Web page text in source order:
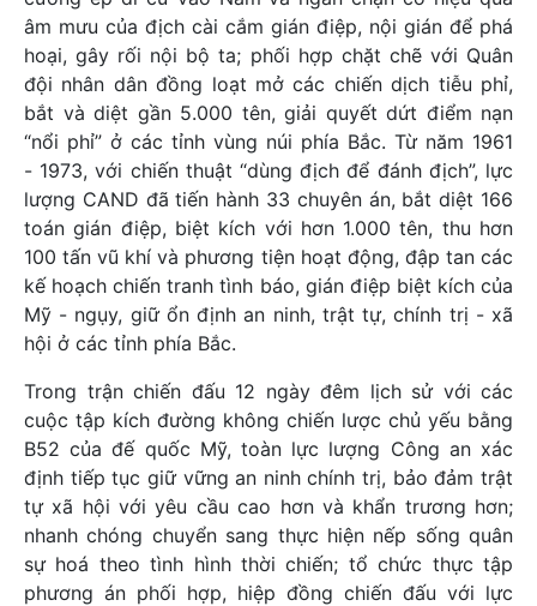
âm mưu của địch cài cắm gián điệp, nội gián để phá
hoại, gây rối nội bộ ta; phối hợp chặt chẽ với Quân
đội nhân dân đồng loạt mở các chiến dịch tiễu phỉ,
bắt và diệt gần 5.000 tên, giải quyết dứt điểm nạn
“nổi phỉ” ở các tỉnh vùng núi phía Bắc. Từ năm 1961
- 1973, với chiến thuật “dùng địch để đánh địch”, lực
lượng CAND đã tiến hành 33 chuyên án, bắt diệt 166
toán gián điệp, biệt kích với hơn 1.000 tên, thu hơn
100 tấn vũ khí và phương tiện hoạt động, đập tan các
kế hoạch chiến tranh tình báo, gián điệp biệt kích của
Mỹ - ngụy, giữ ổn định an ninh, trật tự, chính trị - xã
hội ở các tỉnh phía Bắc.
Trong trận chiến đấu 12 ngày đêm lịch sử với các
cuộc tập kích đường không chiến lược chủ yếu bằng
B52 của đế quốc Mỹ, toàn lực lượng Công an xác
định tiếp tục giữ vững an ninh chính trị, bảo đảm trật
tự xã hội với yêu cầu cao hơn và khẩn trương hơn;
nhanh chóng chuyển sang thực hiện nếp sống quân
sự hoá theo tình hình thời chiến; tổ chức thực tập
phương án phối hợp, hiệp đồng chiến đấu với lực